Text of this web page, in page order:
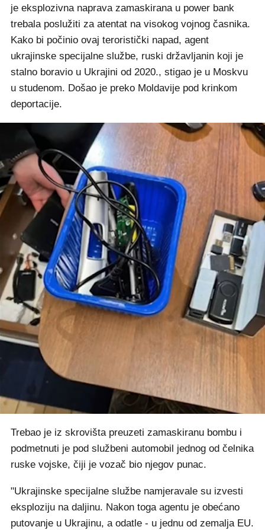
je eksplozivna naprava zamaskirana u power bank
trebala poslužiti za atentat na visokog vojnog časnika.
Kako bi počinio ovaj teroristički napad, agent
ukrajinske specijalne službe, ruski državljanin koji je
stalno boravio u Ukrajini od 2020., stigao je u Moskvu
u studenom. Došao je preko Moldavije pod krinkom
deportacije.
Trebao je iz skrovišta preuzeti zamaskiranu bombu i
podmetnuti je pod službeni automobil jednog od čelnika
ruske vojske, čiji je vozač bio njegov punac.
"Ukrajinske specijalne službe namjeravale su izvesti
eksploziju na daljinu. Nakon toga agentu je obećano
putovanje u Ukrajinu, a odatle - u jednu od zemalja EU.